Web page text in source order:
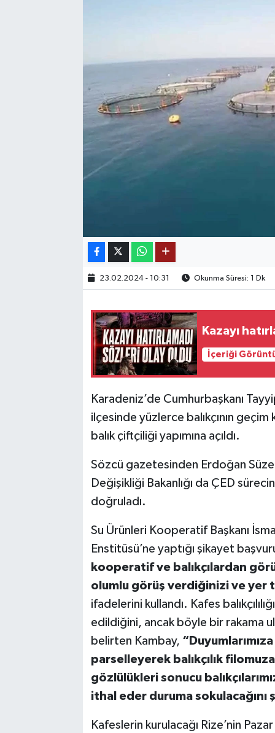
23.02.2024 - 10:31 Okunma Süresi: 1 Dk
Kazayı
İçeriği
Karadeniz’de Cumhurbaşkanı
ilçesinde yüzlerce balıkçının
balık çiftçiliği yapımına açıldı.
Sözcü gazetesinden Erdoğan
Değişikliği Bakanlığı da ÇED
doğruladı.
Su Ürünleri Kooperatif Başkanı
Enstitüsü’ne yaptığı şikayet
kooperatif ve balıkçılardan
olumlu görüş verdiğinizi ve yer
ifadelerini kullandı. Kafes
edildiğini, ancak böyle bir rakama
belirten Kambay,
parselleyerek balıkçılık
gözlülükleri sonucu
ithal eder duruma
Kafeslerin kurulacağı Rize’nin
OTOMOTİV
KÜLTÜR SANAT